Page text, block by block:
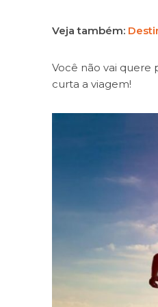
Veja também:
Você não vai quere
curta a viagem!